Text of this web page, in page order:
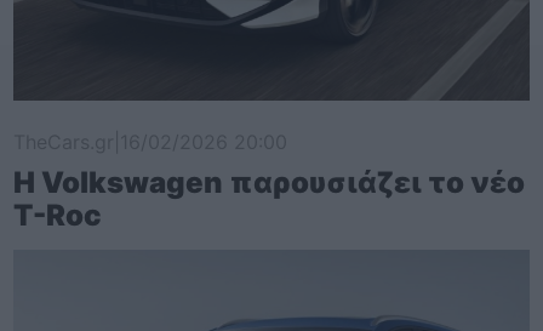
Η Volkswagen παρουσιάζει το νέο
T-Roc